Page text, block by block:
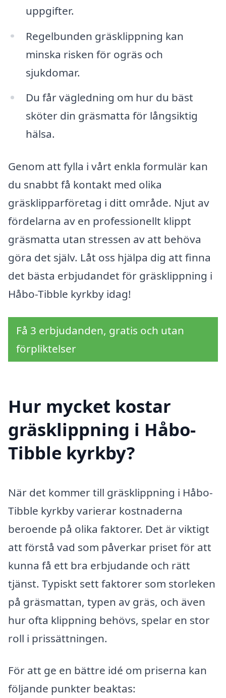
uppgifter.
Regelbunden gräsklippning kan
minska risken för ogräs och
sjukdomar.
Du får vägledning om hur du bäst
sköter din gräsmatta för långsiktig
hälsa.
Genom att fylla i vårt enkla formulär kan
du snabbt få kontakt med olika
gräsklipparföretag i ditt område. Njut av
fördelarna av en professionellt klippt
gräsmatta utan stressen av att behöva
göra det själv. Låt oss hjälpa dig att finna
det bästa erbjudandet för gräsklippning i
Håbo-Tibble kyrkby idag!
Få 3 erbjudanden, gratis och utan
förpliktelser
Hur mycket kostar
gräsklippning i Håbo-
Tibble kyrkby?
När det kommer till gräsklippning i Håbo-
Tibble kyrkby varierar kostnaderna
beroende på olika faktorer. Det är viktigt
att förstå vad som påverkar priset för att
kunna få ett bra erbjudande och rätt
tjänst. Typiskt sett faktorer som storleken
på gräsmattan, typen av gräs, och även
hur ofta klippning behövs, spelar en stor
roll i prissättningen.
För att ge en bättre idé om priserna kan
följande punkter beaktas: